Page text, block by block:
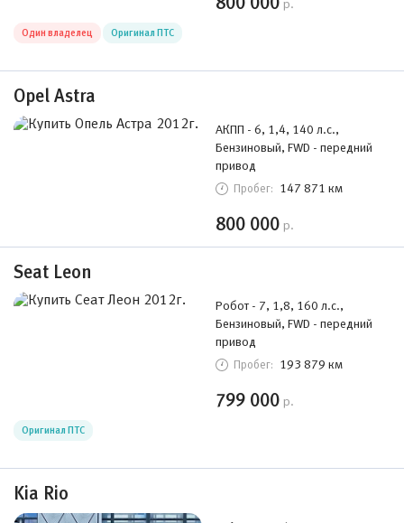
р.
Один владелец Оригинал ПТС
Opel Astra
АКПП - 6, 1,4, 140 л.с.,
Бензиновый, FWD - передний
привод
Пробег: 147 871 км
800 000 р.
Seat Leon
Робот - 7, 1,8, 160 л.с.,
Бензиновый, FWD - передний
привод
Пробег: 193 879 км
799 000 р.
Оригинал ПТС
Kia Rio